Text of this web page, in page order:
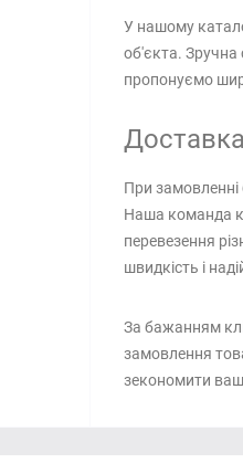
У нашому
об'єкта. Зручна
пропонуємо
При замовленні
Наша команда
перевезення
швидкість і
За бажанням
замовлення
зекономити